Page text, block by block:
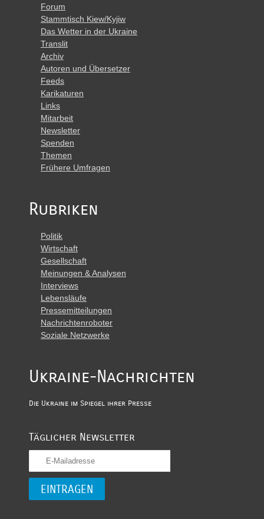
Forum
Stammtisch Kiew/Kyjiw
Das Wetter in der Ukraine
Translit
Archiv
Autoren und Übersetzer
Feeds
Karikaturen
Links
Mitarbeit
Newsletter
Spenden
Themen
Frühere Umfragen
Rubriken
Politik
Wirtschaft
Gesellschaft
Meinungen & Analysen
Interviews
Lebensläufe
Pressemitteilungen
Nachrichtenroboter
Soziale Netzwerke
Ukraine-Nachrichten
Die Ukraine im Spiegel ihrer Presse
Täglicher Newsletter